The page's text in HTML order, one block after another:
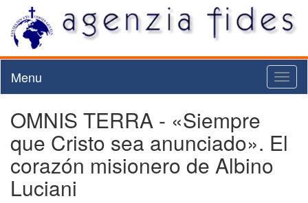
Menu
OMNIS TERRA - «Siempre
que Cristo sea anunciado». El
corazón misionero de Albino
Luciani